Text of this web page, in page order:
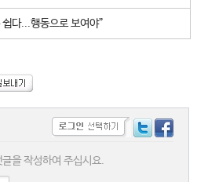
쉽다...행동으로 보여야”
을 작성하여 주십시요.